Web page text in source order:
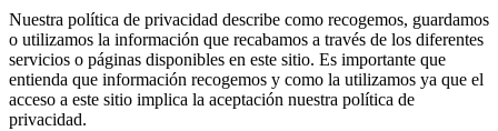
Nuestra política de privacidad describe como recogemos, guardamos
o utilizamos la información que recabamos a través de los diferentes
servicios o páginas disponibles en este sitio. Es importante que
entienda que información recogemos y como la utilizamos ya que el
acceso a este sitio implica la aceptación nuestra política de
privacidad.